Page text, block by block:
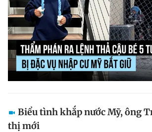
Theo dõi báo trên
Hotline
0906 645 777
Liên hệ
0908 780
Đặt báo Quảng cáo RSS Tòa soạn
Phó tổng biên tập: Lâm Hiếu Dũng
Phó tổng biên tập: Trần Việt Hưng
Tổng thư ký tòa soạn: Đức Trung
Biểu tình khắp nước Mỹ, ông
thị mới